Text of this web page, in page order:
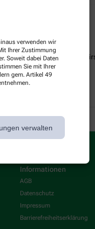
verwenden wir
Ihrer Zustimmung
Soweit dabei Daten
Sie mit Ihrer
gem. Artikel 49
verwalten
on Azure Sites. This is your
Informationen
AGB
Datenschutz
Impressum
Barrierefreiheitserklärung